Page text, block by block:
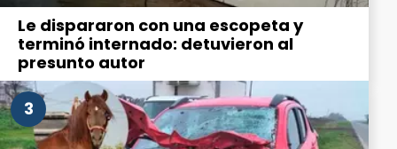
Le dispararon con una escopeta y
terminó internado: detuvieron al
presunto autor
3